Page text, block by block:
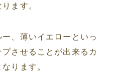
ます。
、薄いイエローといっ
させることが出来るカ
ります。